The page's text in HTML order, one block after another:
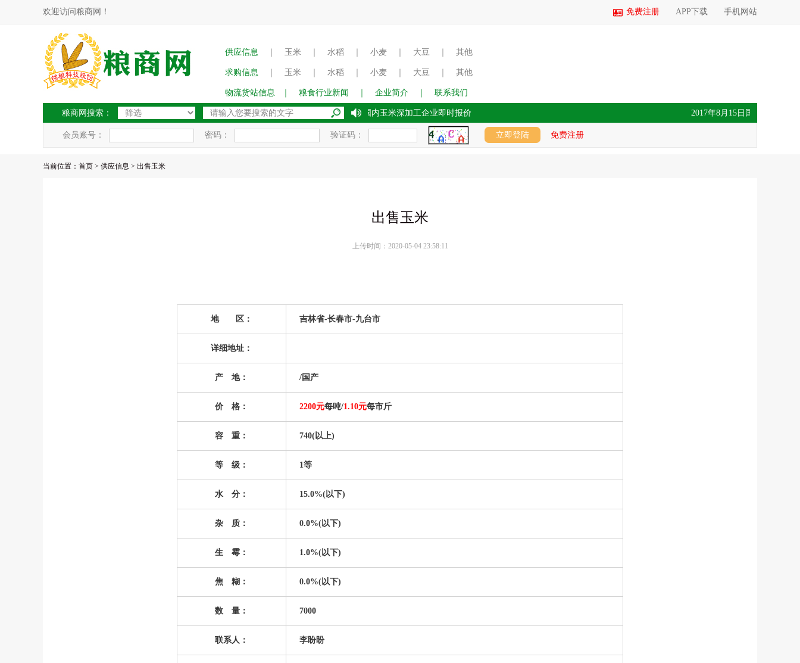
欢迎访问粮商网！ 免费注册 APP下载 手机网站
供应信息 玉米 水稻 小麦 大豆 其他
求购信息 玉米 水稻 小麦 大豆 其他
物流货站信息 粮食行业新闻 企业简介 联系我们
粮商网搜索： 2017年8月15日国内玉米深加工企业即时报价 2017年8月15日国内玉米价格汇
会员账号： 密码： 验证码： 免费注册
当前位置： 首页 > 供应信息 > 出售玉米
出售玉米
上传时间：2020-05-04 23:58:11
地 区： 吉林省-长春市-九台市
详细地址：
产 地： /国产
价 格： 2200元每吨/1.10元每市斤
容 重： 740(以上)
等 级： 1等
水 分： 15.0%(以下)
杂 质： 0.0%(以下)
生 霉： 1.0%(以下)
焦 糊： 0.0%(以下)
数 量： 7000
联系人： 李盼盼